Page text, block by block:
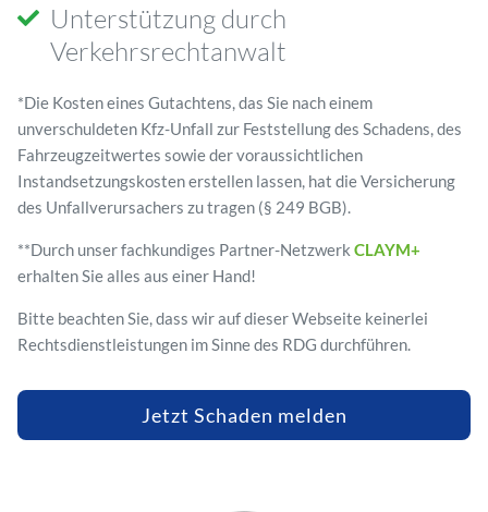
Unterstützung durch
Verkehrsrechtanwalt
*Die Kosten eines Gutachtens, das Sie nach einem
unverschuldeten Kfz-Unfall zur Feststellung des Schadens, des
Fahrzeugzeitwertes sowie der voraussichtlichen
Instandsetzungskosten erstellen lassen, hat die Versicherung
des Unfallverursachers zu tragen (§ 249 BGB).
**Durch unser fachkundiges Partner-Netzwerk CLAYM+
erhalten Sie alles aus einer Hand!
Bitte beachten Sie, dass wir auf dieser Webseite keinerlei
Rechtsdienstleistungen im Sinne des RDG durchführen.
Jetzt Schaden melden